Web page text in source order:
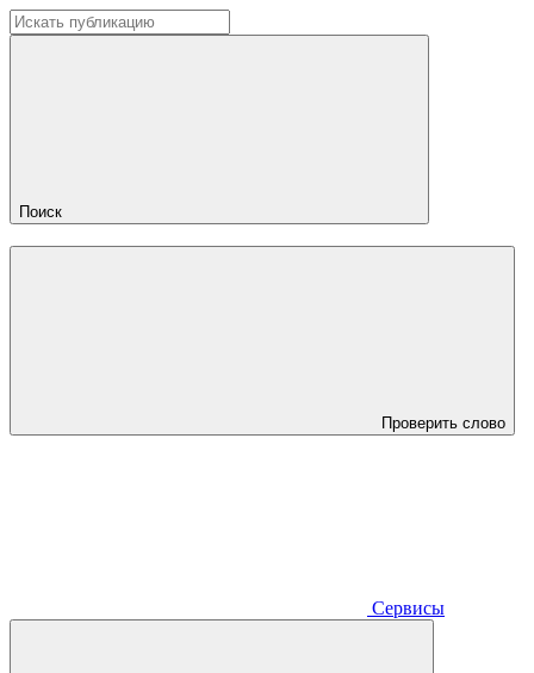
Поиск
Проверить слово
Сервисы